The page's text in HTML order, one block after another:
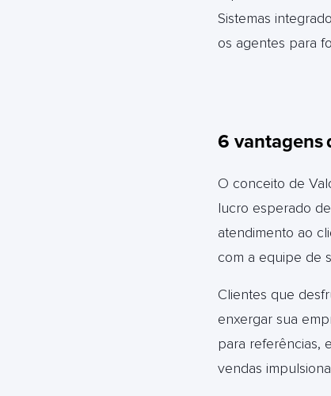
Sistemas
os agentes para
6 vantagens
O conceito de
lucro esperado
atendimento ao
com a equipe de
Clientes que
enxergar sua
para referências,
vendas